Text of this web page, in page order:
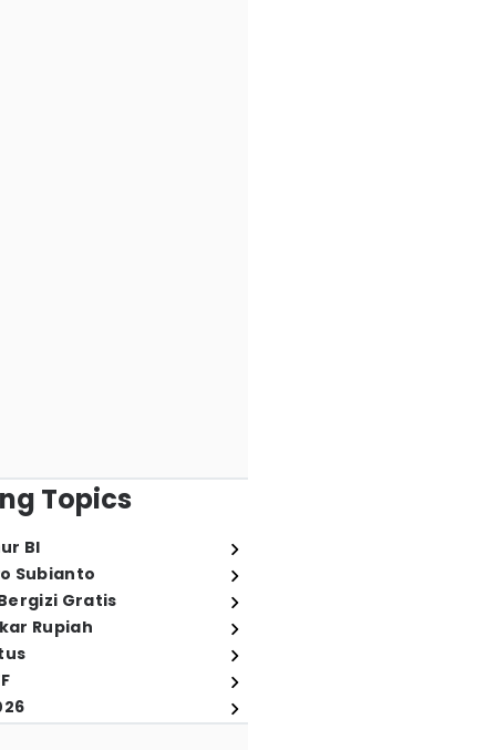
Topics
BI
Subianto
Gratis
Rupiah